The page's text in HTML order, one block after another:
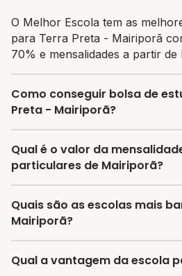
O Melhor Escola tem as
para Terra Preta - Mairiporã
70% e mensalidades a partir de
Como conseguir bolsa de
Preta - Mairiporã?
O programa de bolsa do Melhor
vagas com até 80% de desconto
pré-matrícula no site.
Qual é o valor da
particulares de Mairiporã?
A média da mensalidade em
R$ 1.051,20 reais, sendo a
Quais são as escolas mais
Mairiporã?
As escolas com mensalidades
Qual a vantagem da escola